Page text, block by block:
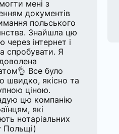
мені з
документів
польського
Знайшла цю
через інтернет і
спробувати. Я
Все було
швидко, якісно та
ціною.
цю компанію
які
нотаріальних
Польщі)